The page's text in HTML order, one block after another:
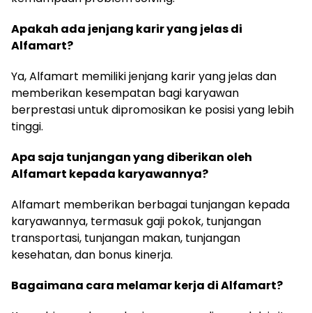
Apakah ada jenjang karir yang jelas di
Alfamart?
Ya, Alfamart memiliki jenjang karir yang jelas dan
memberikan kesempatan bagi karyawan
berprestasi untuk dipromosikan ke posisi yang lebih
tinggi.
Apa saja tunjangan yang diberikan oleh
Alfamart kepada karyawannya?
Alfamart memberikan berbagai tunjangan kepada
karyawannya, termasuk gaji pokok, tunjangan
transportasi, tunjangan makan, tunjangan
kesehatan, dan bonus kinerja.
Bagaimana cara melamar kerja di Alfamart?